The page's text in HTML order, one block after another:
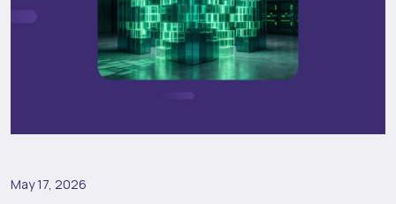
May 17, 2026